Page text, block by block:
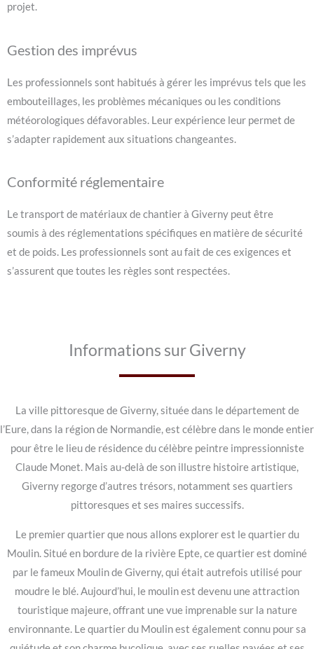
projet.
Gestion des imprévus
Les professionnels sont habitués à gérer les imprévus tels que les
embouteillages, les problèmes mécaniques ou les conditions
météorologiques défavorables. Leur expérience leur permet de
s’adapter rapidement aux situations changeantes.
Conformité réglementaire
Le transport de matériaux de chantier à Giverny peut être
soumis à des réglementations spécifiques en matière de sécurité
et de poids. Les professionnels sont au fait de ces exigences et
s’assurent que toutes les règles sont respectées.
Informations sur Giverny
La ville pittoresque de Giverny, située dans le département de
l’Eure, dans la région de Normandie, est célèbre dans le monde entier
pour être le lieu de résidence du célèbre peintre impressionniste
Claude Monet. Mais au-delà de son illustre histoire artistique,
Giverny regorge d’autres trésors, notamment ses quartiers
pittoresques et ses maires successifs.
Le premier quartier que nous allons explorer est le quartier du
Moulin. Situé en bordure de la rivière Epte, ce quartier est dominé
par le fameux Moulin de Giverny, qui était autrefois utilisé pour
moudre le blé. Aujourd’hui, le moulin est devenu une attraction
touristique majeure, offrant une vue imprenable sur la nature
environnante. Le quartier du Moulin est également connu pour sa